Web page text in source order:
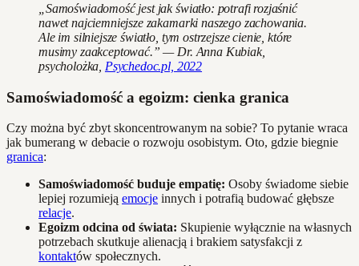
„Samoświadomość jest jak światło: potrafi rozjaśnić
nawet najciemniejsze zakamarki naszego zachowania.
Ale im silniejsze światło, tym ostrzejsze cienie, które
musimy zaakceptować.” — Dr. Anna Kubiak,
psycholożka, Psychedoc.pl, 2022
Samoświadomość a egoizm: cienka granica
Czy można być zbyt skoncentrowanym na sobie? To pytanie wraca
jak bumerang w debacie o rozwoju osobistym. Oto, gdzie biegnie
granica:
Samoświadomość buduje empatię: Osoby świadome siebie
lepiej rozumieją emocje innych i potrafią budować głębsze
relacje.
Egoizm odcina od świata: Skupienie wyłącznie na własnych
potrzebach skutkuje alienacją i brakiem satysfakcji z
kontaktów społecznych.